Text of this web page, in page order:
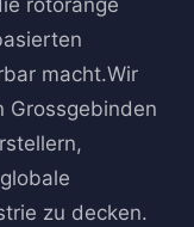
rotorange
macht.Wir
Grossgebinden
zu decken.